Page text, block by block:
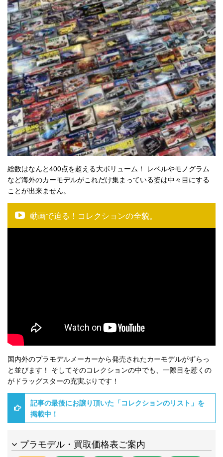
総数はなんと400点を超える大ボリューム！ レベルやモノグラム
など海外のカーモデルがこれだけ集まっている姿は中々目にする
ことが出来ません。
動画で迫る！コレクションの全貌。
国内外のプラモデルメーカーから発売されたカーモデルがずらっ
と並びます！ そしてそのコレクションの中でも、一際目を惹くの
がドラッグスターの充実ぶりです！
記事の最後にお譲り頂いた「コレクションのリスト」を
掲載中！
プラモデル・買取価格表ご案内